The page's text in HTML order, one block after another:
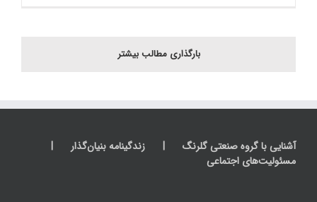
بارگذاری مطالب بیشتر
آشنایی با گروه صنعتی گلرنگ
زندگینامه بنیان‌گذار
مسئولیت‌های اجتماعی